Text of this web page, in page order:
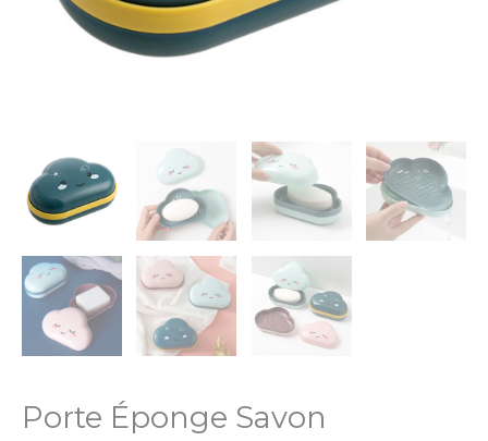
Porte Éponge Savon